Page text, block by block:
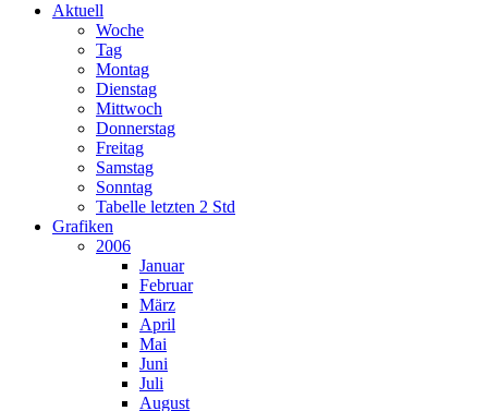
Aktuell
Woche
Tag
Montag
Dienstag
Mittwoch
Donnerstag
Freitag
Samstag
Sonntag
Tabelle letzten 2 Std
Grafiken
2006
Januar
Februar
März
April
Mai
Juni
Juli
August